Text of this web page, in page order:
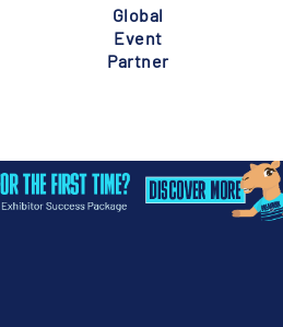
Global
Event
Partner